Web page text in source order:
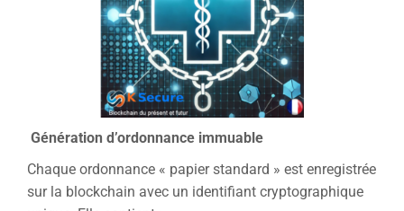
Génération d’ordonnance immuable
Chaque ordonnance « papier standard » est enregistrée
sur la blockchain avec un identifiant cryptographique